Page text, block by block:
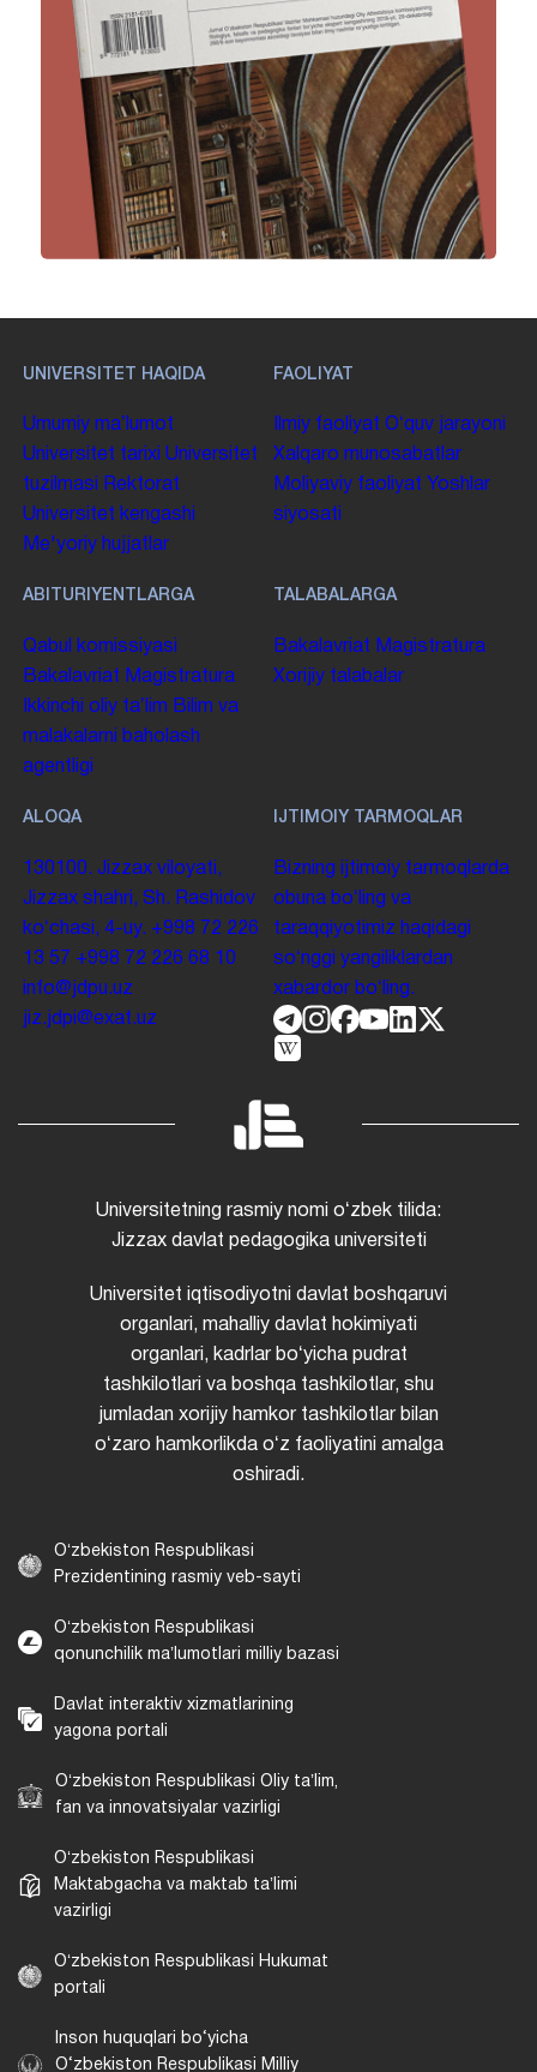
UNIVERSITET HAQIDA
Umumiy maʼlumot
Universitet tarixi Universitet
tuzilmasi
Rektorat
Universitet kengashi
Me'yoriy hujjatlar
FAOLIYAT
Ilmiy faoliyat Oʻquv jarayoni
Xalqaro munosabatlar
Moliyaviy faoliyat Yoshlar
siyosati
ABITURIYENTLARGA
Qabul komissiyasi
Bakalavriat Magistratura
Ikkinchi oliy taʼlim Bilim va
malakalarni baholash
agentligi
TALABALARGA
Bakalavriat Magistratura
Xorijiy talabalar
ALOQA
130100. Jizzax viloyati,
Jizzax shahri, Sh. Rashidov
koʻchasi, 4-uy. +998 72 226
13 57 +998 72 226 68 10
info@jdpu.uz
jiz.jdpi@exat.uz
IJTIMOIY TARMOQLAR
Bizning ijtimoiy tarmoqlarda
obuna boʻling va
taraqqiyotimiz haqidagi
soʻnggi yangiliklardan
xabardor boʻling.
Universitetning rasmiy nomi oʻzbek tilida:
Jizzax davlat pedagogika universiteti
Universitet iqtisodiyotni davlat boshqaruvi
organlari, mahalliy davlat hokimiyati
organlari, kadrlar boʻyicha pudrat
tashkilotlari va boshqa tashkilotlar, shu
jumladan xorijiy hamkor tashkilotlar bilan
oʻzaro hamkorlikda oʻz faoliyatini amalga
oshiradi.
Oʻzbekiston Respublikasi
Prezidentining rasmiy veb-sayti
Oʻzbekiston Respublikasi
qonunchilik maʼlumotlari milliy bazasi
Davlat interaktiv xizmatlarining
yagona portali
Oʻzbekiston Respublikasi Oliy taʼlim,
fan va innovatsiyalar vazirligi
Oʻzbekiston Respublikasi
Maktabgacha va maktab taʼlimi
vazirligi
Oʻzbekiston Respublikasi Hukumat
portali
Inson huquqlari bo‘yicha
O‘zbekiston Respublikasi Milliy